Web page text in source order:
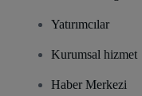
Yatırımcılar
Kurumsal hizmet
Haber Merkezi